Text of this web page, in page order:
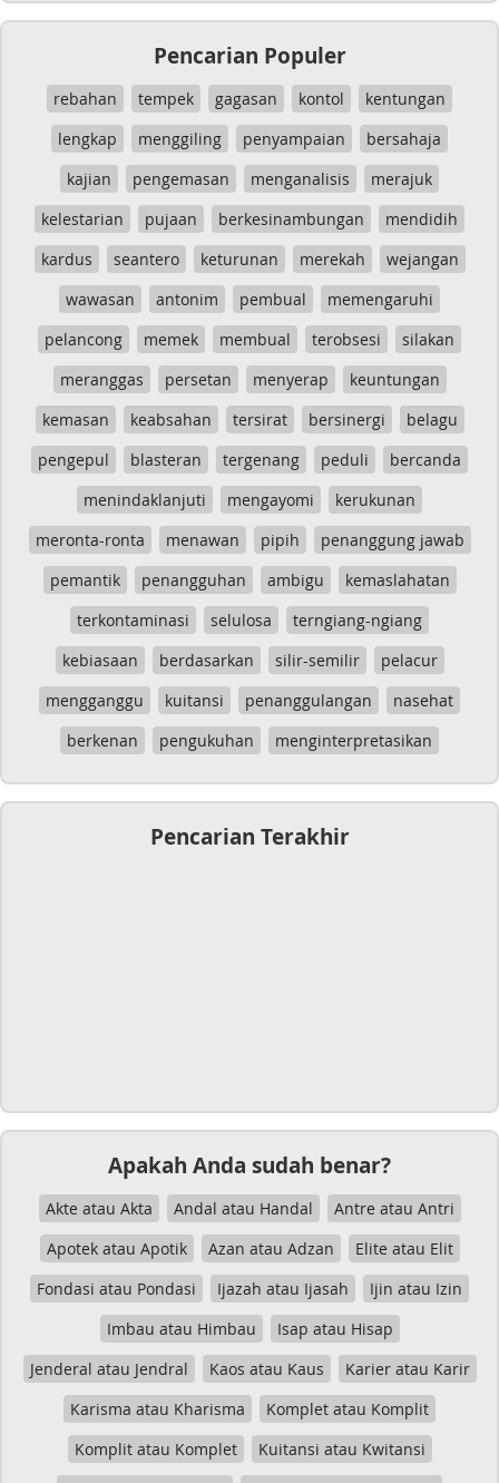
Pencarian Populer
rebahan tempek gagasan kontol
kentungan
lengkap
menggiling penyampaian
bersahaja
kajian
pengemasan menganalisis
merajuk
kelestarian
pujaan berkesinambungan
mendidih
kardus
seantero keturunan merekah
wejangan
wawasan
antonim pembual
memengaruhi
pelancong
memek membual terobsesi
silakan
meranggas
persetan menyerap
keuntungan
kemasan
keabsahan tersirat bersinergi
belagu
pengepul
blasteran tergenang peduli
bercanda
menindaklanjuti
mengayomi
kerukunan
meronta-ronta
menawan pipih
penanggung jawab
pemantik
penangguhan ambigu
kemaslahatan
terkontaminasi
selulosa
terngiang-ngiang
kebiasaan
berdasarkan silir-semilir
pelacur
mengganggu
kuitansi penanggulangan
nasehat
berkenan
pengukuhan menginterpretasikan
Pencarian Terakhir
Apakah Anda sudah benar?
Akte atau Akta Andal atau Handal
Antre atau Antri
Apotek atau Apotik
Azan atau Adzan
Elite atau Elit
Fondasi atau Pondasi
Ijazah atau Ijasah
Ijin atau Izin
Imbau atau Himbau
Isap atau Hisap
Jenderal atau Jendral
Kaos atau Kaus
Karier atau Karir
Karisma atau Kharisma
Komplet atau Komplit
Komplit atau Komplet
Kuitansi atau Kwitansi